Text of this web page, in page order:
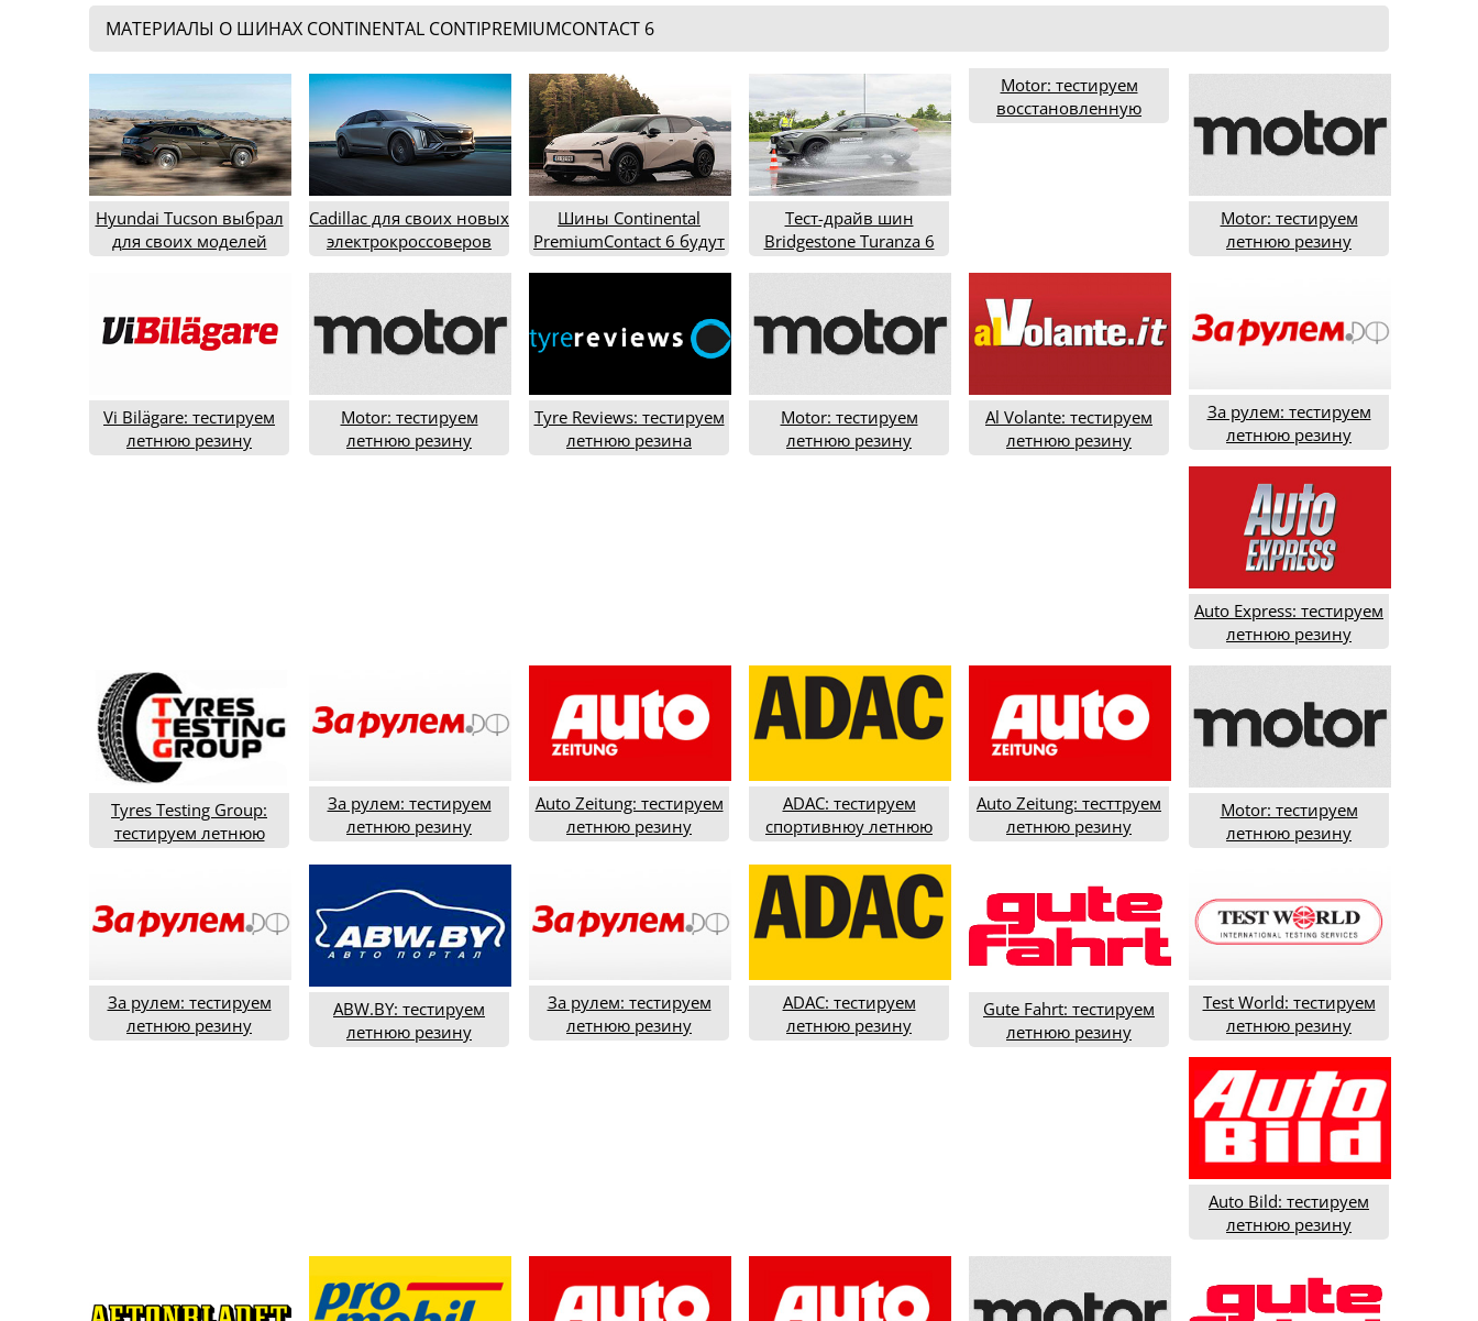
МАТЕРИАЛЫ О ШИНАХ CONTINENTAL CONTIPREMIUMCONTACT 6
Hyundai Tucson выбрал
для своих моделей
Cadillac для своих новых
электрокроссоверов
Шины Continental
PremiumContact 6 будут
Тест-драйв шин
Bridgestone Turanza 6
Motor: тестируем
восстановленную
Motor: тестируем
летнюю резину
Vi Bilägare: тестируем
летнюю резину
Motor: тестируем
летнюю резину
Tyre Reviews: тестируем
летнюю резина
Motor: тестируем
летнюю резину
Al Volante: тестируем
летнюю резину
За рулем: тестируем
летнюю резину
типоразмера 225/45R17
(2020 года)
Auto Express: тестируем
летнюю резину
типоразмера 225/45R17
Tyres Testing Group:
тестируем летнюю
резину в типоразмере
За рулем: тестируем
летнюю резину
Auto Zeitung: тестируем
летнюю резину
ADAC: тестируем
спортивнюу летнюю
225/40R18 (2020 год)
Auto Zeitung: тесттруем
летнюю резину
Motor: тестируем
летнюю резину
225/55R17 (2021 год)
За рулем: тестируем
летнюю резину
ABW.BY: тестируем
летнюю резину
типоразмера 225/45R17
За рулем: тестируем
летнюю резину
ADAC: тестируем
летнюю резину
Gute Fahrt: тестируем
летнюю резину
типоразмера 225/40R18
Test World: тестируем
летнюю резину
Auto Bild: тестируем
летнюю резину